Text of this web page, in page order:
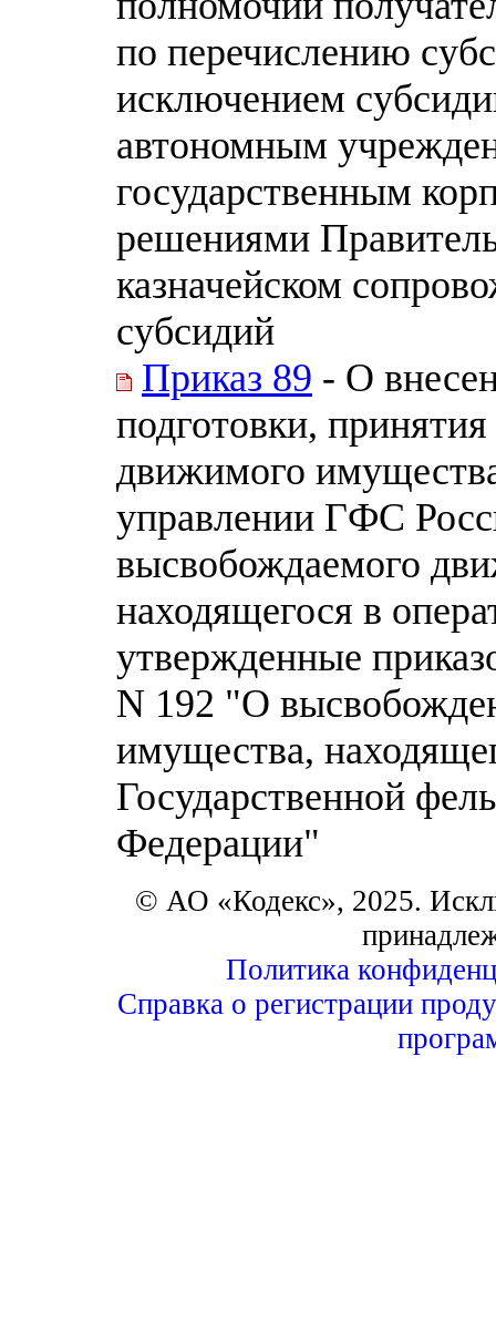
по перечислению
исключением
автономным
государственным
решениями
казначейском
субсидий
Приказ 89 - О
подготовки,
движимого
управлении ГФС
высвобождаемого
находящегося в
утвержденные
N 192 "О
имущества,
Государственной
Федерации"
© АО «Кодекс», 2025.
Политика
Справка о регистрации